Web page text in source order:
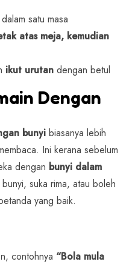
dalam satu masa
atas meja, kemudian
ikut urutan dengan betul
Dengan
bunyi biasanya lebih
Ini kerana sebelum
dengan bunyi dalam
suka rima, atau boleh
yang baik.
contohnya “Bola mula